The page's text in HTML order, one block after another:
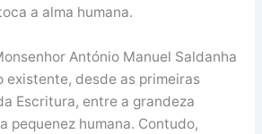
a alma humana.
António Manuel Saldanha
existente, desde as primeiras
Escritura, entre a grandeza
pequenez humana. Contudo,